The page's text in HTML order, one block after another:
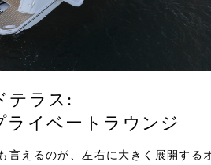
テラス:
ライベートラウンジ
言えるのが、左右に大きく展開する